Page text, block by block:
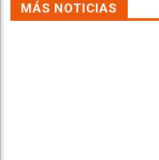
MÁS NOTICIAS